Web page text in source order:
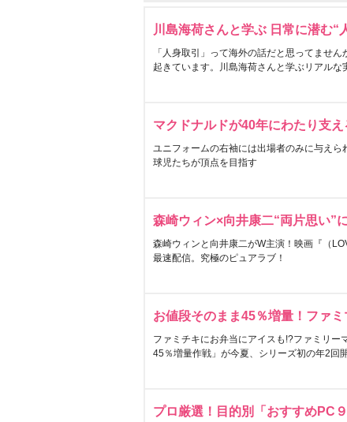
川島海荷さんと学ぶ 日常に潜む“
「人身取引」って海外の話だと思ってませ
起きています。川島海荷さんと学ぶリアルな
マクドナルドが40年にわたり支え
ユニフォームの右袖には出場者のみに与え
球児たちが頂点を目指す
森崎ウィン×向井康二“両片思い”
森崎ウィンと向井康二がW主演！映画『（
最速配信。究極のピュアラブ！
お値段そのまま45％増量！ファ
ファミチキにお弁当にアイスも!?ファミリー
45％増量作戦」が今夏、シリーズ初の年2回
プロ厳選！目的別「おすすめPC